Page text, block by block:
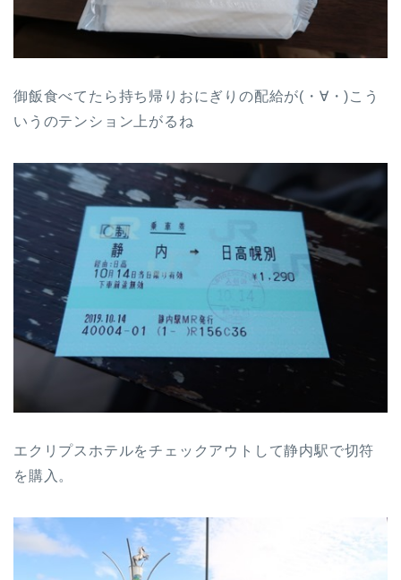
御飯食べてたら持ち帰りおにぎりの配給が(・∀・)こう
いうのテンション上がるね
エクリプスホテルをチェックアウトして静内駅で切符
を購入。